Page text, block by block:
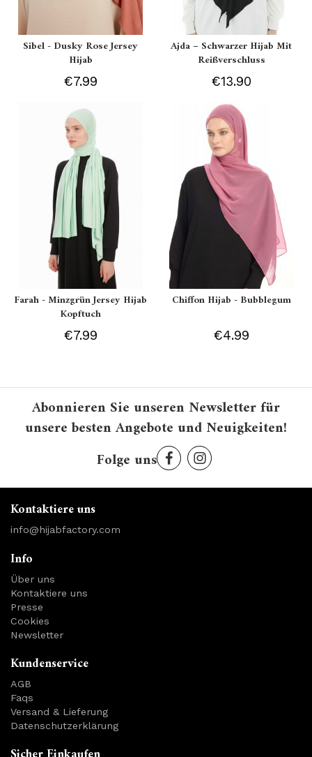
Sibel - Dusky Rose Jersey
Hijab
€7.99
Ajda – Schwarzer Hijab Mit
Reißverschluss
€13.90
Farah - Minzgrün Jersey Hijab
Kopftuch
€7.99
Chiffon Hijab - Bubblegum
€4.99
Abonnieren Sie unseren Newsletter für
unsere besten Angebote und Neuigkeiten!
Folge uns
Kontaktiere uns
info@hijabfactory.com
Info
Über uns
Kontaktiere uns
Presse
Cookies
Newsletter
Kundenservice
AGB
Faqs
Versand & Lieferung
Datenschutzerklärung